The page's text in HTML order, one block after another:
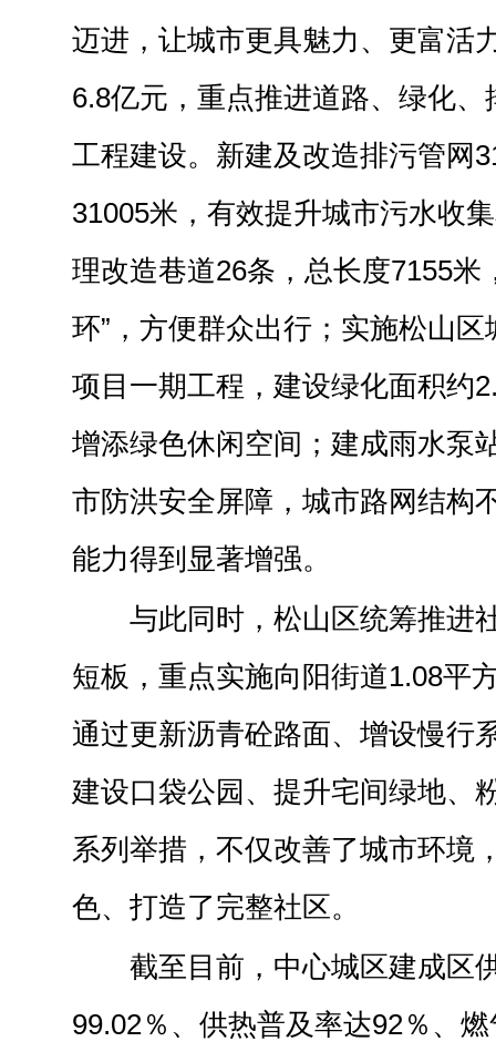
迈进，让城市更具魅力、更富活
6.8亿元，重点推进道路、绿化
工程建设。新建及改造排污管网
31005米，有效提升城市污水收
理改造巷道26条，总长度7155米
环”，方便群众出行；实施松山
项目一期工程，建设绿化面积约
增添绿色休闲空间；建成雨水泵
市防洪安全屏障，城市路网结构
能力得到显著增强。
与此同时，松山区统筹推进
短板，重点实施向阳街道1.08平
通过更新沥青砼路面、增设慢行
建设口袋公园、提升宅间绿地、
系列举措，不仅改善了城市环境
色、打造了完整社区。
截至目前，中心城区建成区
99.02％、供热普及率达92％、